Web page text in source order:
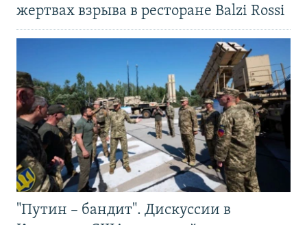
жертвах взрыва в ресторане Balzi Rossi
"Путин – бандит". Дискуссии в